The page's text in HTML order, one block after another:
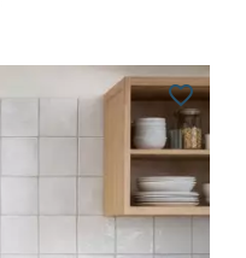
favorite_border